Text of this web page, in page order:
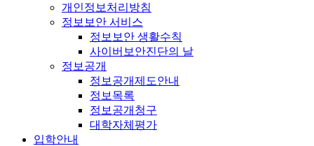
개인정보처리방침
정보보안 서비스
정보보안 생활수칙
사이버보안진단의 날
정보공개
정보공개제도안내
정보목록
정보공개청구
대학자체평가
입학안내